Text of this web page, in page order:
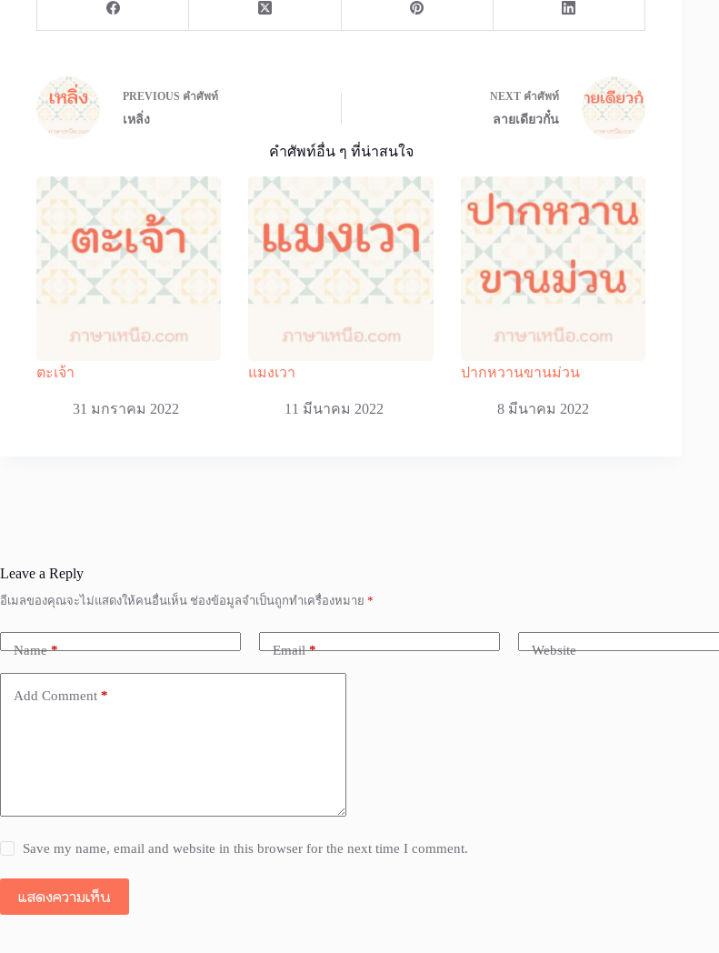
PREVIOUS คำศัพท์
เหลิ่ง
NEXT คำศัพท์
ลายเดียวกั๋น
คำศัพท์อื่น ๆ ที่น่าสนใจ
ตะเจ้า
31 มกราคม 2022
แมงเวา
11 มีนาคม 2022
ปากหวานขานม่วน
8 มีนาคม 2022
Leave a Reply
อีเมลของคุณจะไม่แสดงให้คนอื่นเห็น ช่องข้อมูลจำเป็นถูกทำเครื่องหมาย *
Name* Email* Website
Add Comment *
Save my name, email and website in this browser for the next time I comment.
แสดงความเห็น